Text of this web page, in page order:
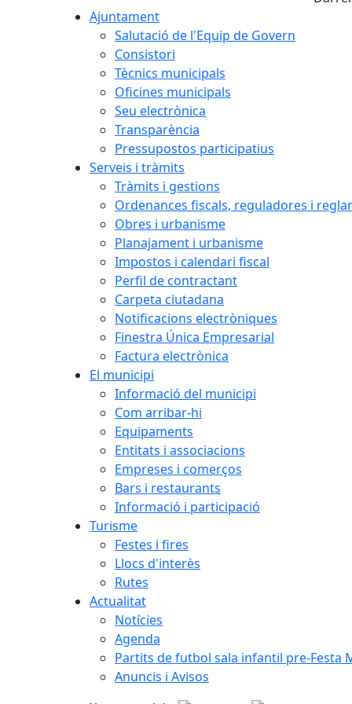
Ajuntament
Salutació de l'Equip de Govern
Consistori
Tècnics municipals
Oficines municipals
Seu electrònica
Transparència
Pressupostos participatius
Serveis i tràmits
Tràmits i gestions
Ordenances fiscals, reguladores i
Obres i urbanisme
Planajament i urbanisme
Impostos i calendari fiscal
Perfil de contractant
Carpeta ciutadana
Notificacions electròniques
Finestra Única Empresarial
Factura electrònica
El municipi
Informació del municipi
Com arribar-hi
Equipaments
Entitats i associacions
Empreses i comerços
Bars i restaurants
Informació i participació
Turisme
Festes i fires
Llocs d'interès
Rutes
Actualitat
Notícies
Agenda
Partits de futbol sala infantil pre-Festa
Anuncis i Avisos